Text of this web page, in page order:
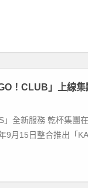
！CLUB」上線
全新服務 乾杯集團
9月15日整合推出「